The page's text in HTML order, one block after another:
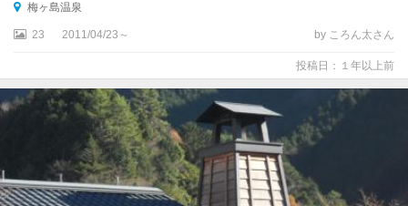
梅ヶ島温泉
23 2011/04/23～ by ころん太さん
投稿日：１年以上前